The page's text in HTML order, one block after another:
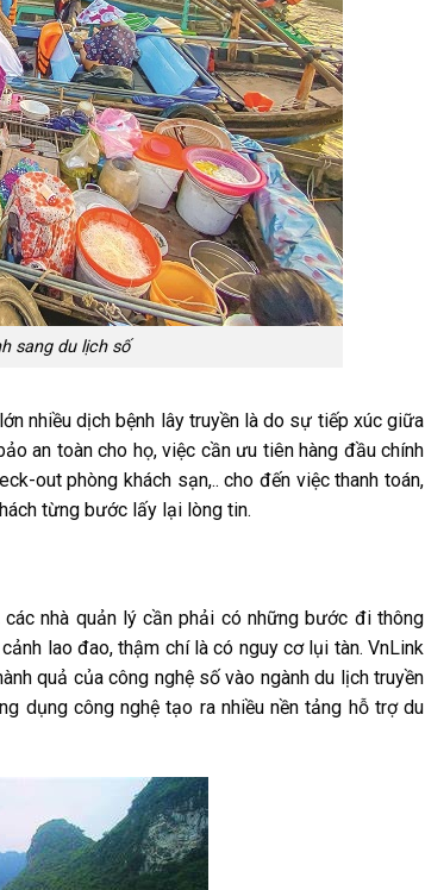
sang du lịch số
nhiều dịch bệnh lây truyền là do sự tiếp xúc giữa
an toàn cho họ, việc cần ưu tiên hàng đầu chính
out phòng khách sạn,.. cho đến việc thanh toán,
từng bước lấy lại lòng tin.
nhà quản lý cần phải có những bước đi thông
lao đao, thậm chí là có nguy cơ lụi tàn. VnLink
quả của công nghệ số vào ngành du lịch truyền
dụng công nghệ tạo ra nhiều nền tảng hỗ trợ du